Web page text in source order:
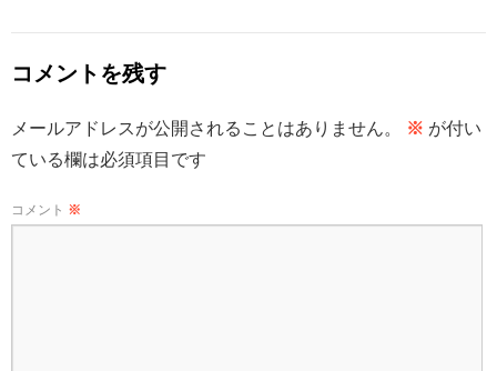
コメントを残す
メールアドレスが公開されることはありません。 ※ が付い
ている欄は必須項目です
コメント ※